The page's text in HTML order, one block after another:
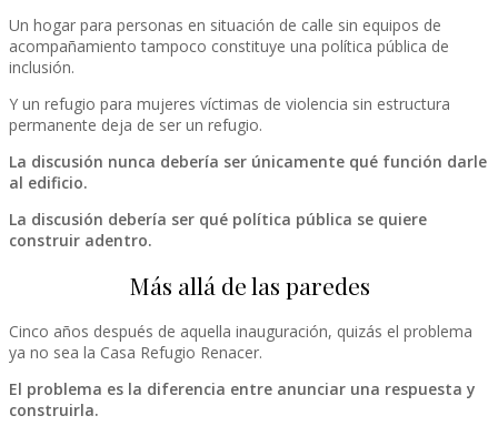
Un hogar para personas en situación de calle sin equipos de
acompañamiento tampoco constituye una política pública de
inclusión.
Y un refugio para mujeres víctimas de violencia sin estructura
permanente deja de ser un refugio.
La discusión nunca debería ser únicamente qué función darle
al edificio.
La discusión debería ser qué política pública se quiere
construir adentro.
Más allá de las paredes
Cinco años después de aquella inauguración, quizás el problema
ya no sea la Casa Refugio Renacer.
El problema es la diferencia entre anunciar una respuesta y
construirla.